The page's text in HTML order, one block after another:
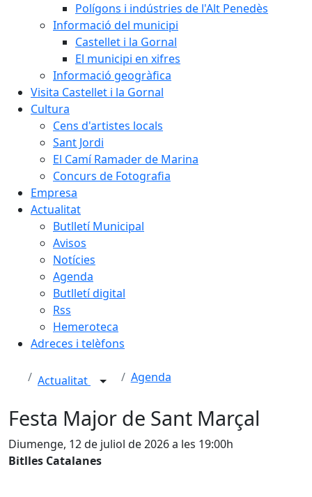
Polígons i indústries de l'Alt Penedès
Informació del municipi
Castellet i la Gornal
El municipi en xifres
Informació geogràfica
Visita Castellet i la Gornal
Cultura
Cens d'artistes locals
Sant Jordi
El Camí Ramader de Marina
Concurs de Fotografia
Empresa
Actualitat
Butlletí Municipal
Avisos
Notícies
Agenda
Butlletí digital
Rss
Hemeroteca
Adreces i telèfons
Actualitat Agenda
Festa Major de Sant Marçal
Diumenge, 12 de juliol de 2026 a les 19:00h
Bitlles Catalanes